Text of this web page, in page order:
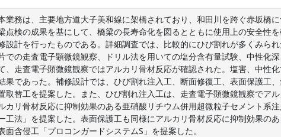
業務は、主要地方道大子美和線に架橋されており、和田川を跨ぐ赤坂橋
点検の成果を基にして、橋梁の長寿命化を図るとともに使用上の安全性
設計を行ったものである。詳細調査では、比較的にひび割れが多くみら
での走査電子顕微鏡観察、ドリル法を用いての塩分含有量試験、中性化
、走査電子顕微鏡観察ではアルカリ骨材反応が確認された。塩害、中性
果であった。補修設計では、ひび割れ注入工、断面修復工、表面保護工
取替工を提案した。また、ひび割れ注入工は、走査電子顕微鏡観察でア
カリ骨材反応に抑制効果のある亜硝酸リチウム併用超微粒子セメント系
工法」を提案した。表面保護工も同様にアルカリ骨材反応に抑制効果の
面含侵工「プロコンガードシステムS」を提案した。